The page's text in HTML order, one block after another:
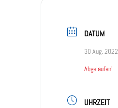
DATUM
30 Aug. 2022
Abgelaufen!
UHRZEIT